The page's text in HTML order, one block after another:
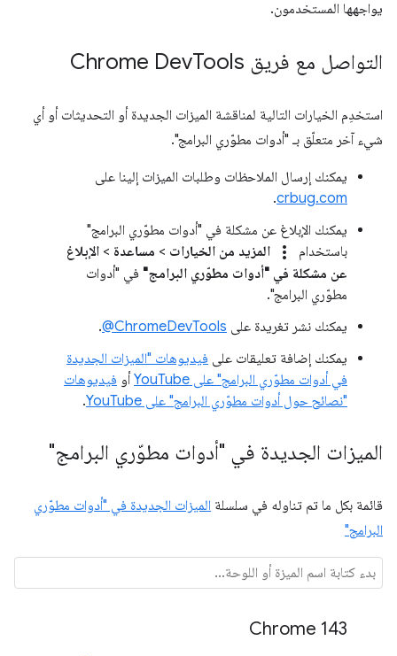
يواجهها المستخدمون.
التواصل مع فريق Chrome Dev Tools
استخدِم الخيارات التالية لمناقشة الميزات الجديدة أو التحديثات أو أي
شيء آخر متعلّق بـ "أدوات مطوّري البرامج".
يمكنك إرسال الملاحظات وطلبات الميزات إلينا على
crbug.com
.
يمكنك الإبلاغ عن مشكلة في "أدوات مطوّري البرامج"
باستخدام
more_vert المزيد من الخيارات > مساعدة > الإبلاغ
عن مشكلة في "أدوات مطوّري البرامج" في "أدوات
مطوّري البرامج".
يمكنك نشر تغريدة على ‎@ChromeDevTools
.
يمكنك إضافة تعليقات على فيديوهات "الميزات الجديدة
في أدوات مطوّري البرامج" على YouTube
أو فيديوهات
"نصائح حول أدوات مطوّري البرامج" على YouTube
.
الميزات الجديدة في "أدوات مطوّري البرامج"
قائمة بكل ما تم تناوله في سلسلة الميزات الجديدة في "أدوات مطوّري
البرامج"
Chrome 143